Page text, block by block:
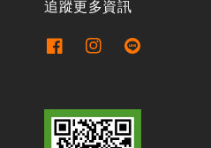
追蹤更多資訊